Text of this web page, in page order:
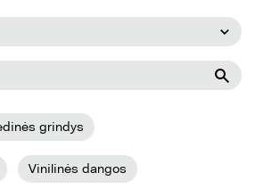
grindys
Vinilinės dangos